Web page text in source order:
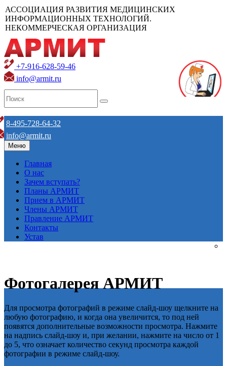
АССОЦИАЦИЯ РАЗВИТИЯ МЕДИЦИНСКИХ
ИНФОРМАЦИОННЫХ ТЕХНОЛОГИЙ.
НЕКОММЕРЧЕСКАЯ ОРГАНИЗАЦИЯ
+7-916-628-59-46
info@armit.ru
8-495-728-64-32
info@armit.ru
Меню
Главная
О нас
Зачем вступать?
Планы АРМИТ
Прием в АРМИТ
Члены АРМИТ
Правление АРМИТ
Контакты
Устав
Фотогалерея АРМИТ
Для просмотра фотографий в режиме слайд-шоу щелкните на
любую фотографию, и когда она увеличится, то под ней
появятся дополнительные возможности просмотра. Нажмите
на надпись слайд-шоу и, при желании, нажмите на число от 1
до 5, что означает количество секунд просмотра каждой
фотографии в режиме слайд-шоу.